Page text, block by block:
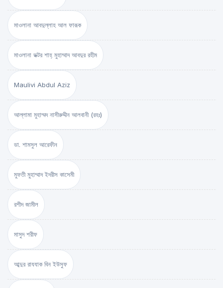
মাওলানা আবদুল্লাহ আল ফারূক
মাওলানা ডক্টর শাহ্‌ মুহাম্মাদ আবদুর রহীম
Maulivi Abdul Aziz
আল্লামা মুহাম্মদ নাসীরুদ্দীন আলবানী (রহঃ)
ডা. শামসুল আরেফীন
মুফতী মুহাম্মাদ ইদরীস কাসেমী
রশীদ জামীল
মাসুদ শরীফ
আব্দুর রাযযাক বিন ইউসুফ